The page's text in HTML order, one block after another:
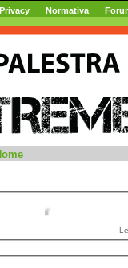
Privacy Normativa
//